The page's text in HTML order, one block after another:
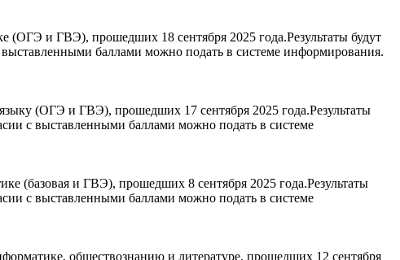
(ОГЭ и ГВЭ), прошедших 18 сентября 2025 года.Результаты будут
баллами можно подать в системе информирования.
(ОГЭ и ГВЭ), прошедших 17 сентября 2025 года.Результаты
с выставленными баллами можно подать в системе
(базовая и ГВЭ), прошедших 8 сентября 2025 года.Результаты
с выставленными баллами можно подать в системе
обществознанию и литературе, прошедших 12 сентября